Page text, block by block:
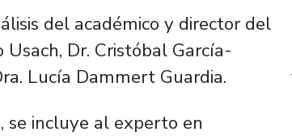
del académico y director del
Dr. Cristóbal García-
Lucía Dammert Guardia.
se incluye al experto en